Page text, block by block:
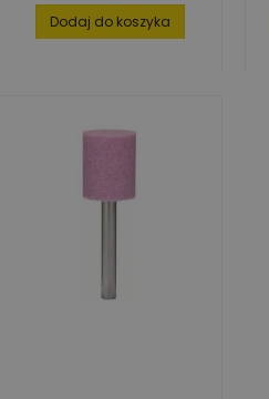
Dodaj do koszyka